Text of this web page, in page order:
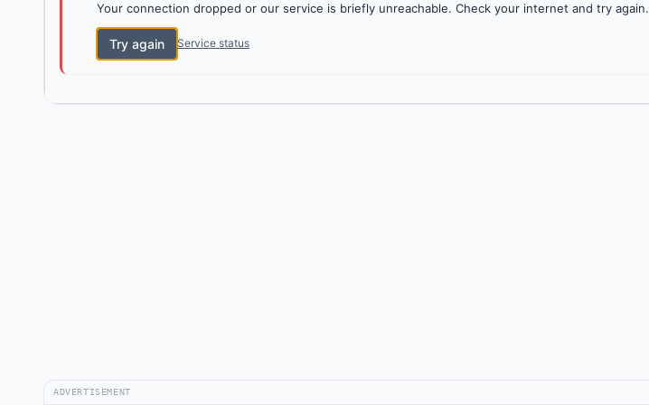
Your connection dropped or our service is briefly unreachable. Check your internet and try again.
Try again Service status
ADVERTISEMENT